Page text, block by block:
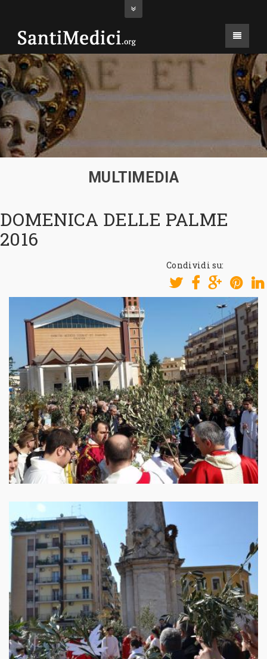
MULTIMEDIA
DOMENICA DELLE PALME
2016
Condividi su: